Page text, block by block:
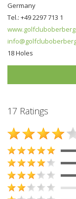
Germany
Tel.: +49 2297 713 1
18 Holes
17 Ratings